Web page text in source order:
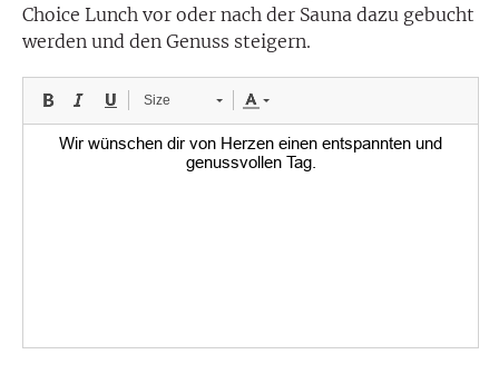
Choice Lunch vor oder nach der Sauna dazu gebucht
werden und den Genuss steigern.
Size